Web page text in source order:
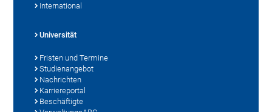
International
Universität
Fristen und Termine
Studienangebot
Nachrichten
Karriereportal
Beschäftigte